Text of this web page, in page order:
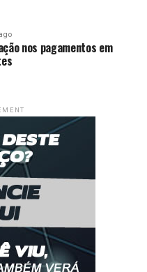
motociclista em
tráfico de
nos pagamentos em